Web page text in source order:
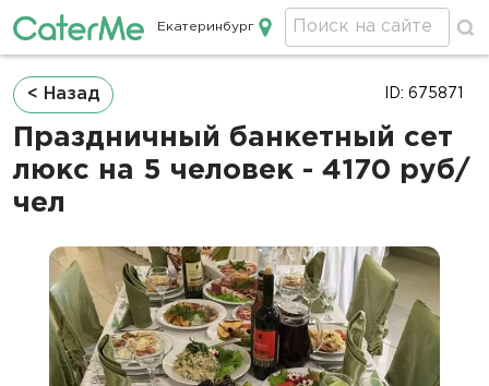
Кейтеринг в Екатеринбурге
Екатеринбург
Строка
навигации
< Назад
Праздничный банкетный сет
люкс на 5 человек - 4170 руб/
чел
ID: 675871